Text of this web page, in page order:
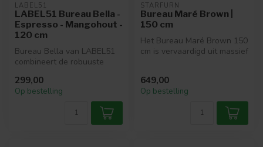
LABEL51
LABEL51 Bureau Bella -
Espresso - Mangohout -
120 cm
Bureau Bella van LABEL51
combineert de robuuste
finesse. ...
299,00
Op bestelling
STARFURN
Bureau Maré Brown |
150 cm
Het Bureau Maré Brown 150
cm is vervaardigd uit massief
649,00
Op bestelling